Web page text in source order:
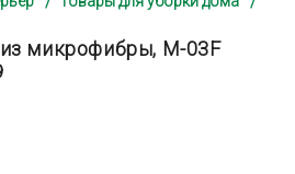
микрофибры, M-03F